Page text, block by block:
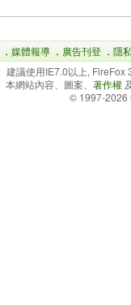
． 媒體報導 ． 廣告刊登 ． 隱
建議使用IE7.0以上,
本網站內容、圖案、 著作權
© 1997-2026